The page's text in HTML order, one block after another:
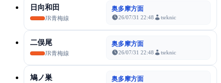
日向和田
JR青梅線
奥多摩方面
26/07/31 22:48 tsrknic
二俣尾
JR青梅線
奥多摩方面
26/07/31 22:48 tsrknic
鳩ノ巣 奥多摩方面